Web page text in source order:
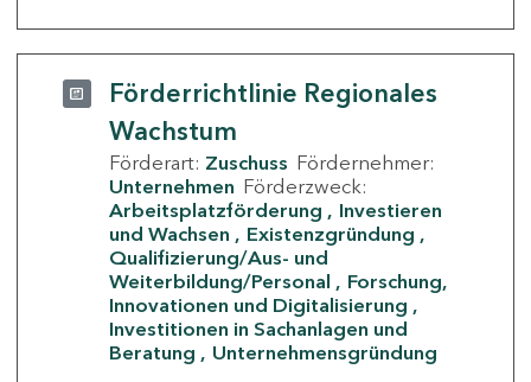
Förderrichtlinie Regionales
Wachstum
Förderart: Zuschuss Fördernehmer:
Unternehmen Förderzweck:
Arbeitsplatzförderung
Investieren
und Wachsen
Existenzgründung
Qualifizierung/Aus- und
Weiterbildung/Personal
Forschung,
Innovationen und Digitalisierung
Investitionen in Sachanlagen und
Beratung
Unternehmensgründung